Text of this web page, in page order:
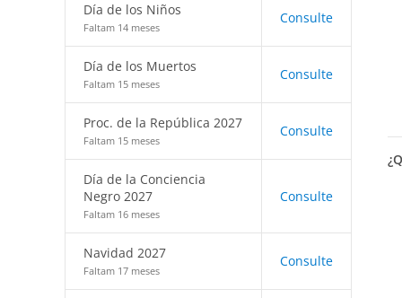
Día de los Niños
Faltam 14 meses
Consulte
Día de los Muertos
Faltam 15 meses
Consulte
Proc. de la República 2027
Faltam 15 meses
Consulte
Día de la Conciencia
Negro 2027
Faltam 16 meses
Consulte
Navidad 2027
Faltam 17 meses
Consulte